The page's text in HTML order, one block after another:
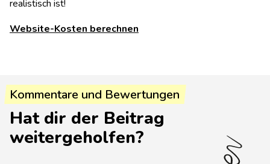
realistisch ist!
Website-Kosten berechnen
Kommentare und Bewertungen
Hat dir der Beitrag
weitergeholfen?